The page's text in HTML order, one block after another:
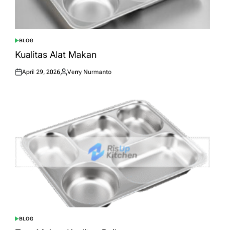
POSTED
IN
BLOG
Kualitas Alat Makan
Posted
April 29, 2026
Posted
Verry Nurmanto
POSTED
BLOG